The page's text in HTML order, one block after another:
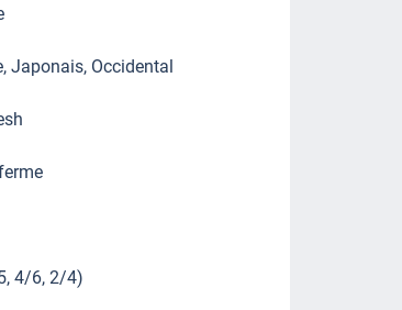
Japonais, Occidental
4/6, 2/4)